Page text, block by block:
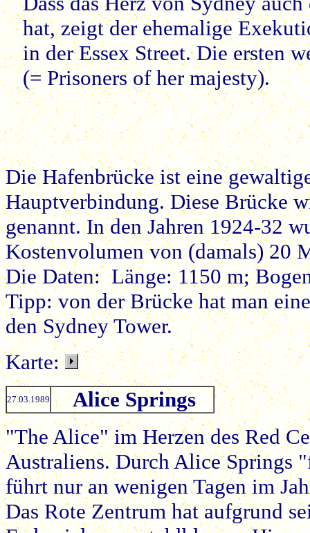
hat, zeigt der ehemalige
in der Essex Street. Die ersten
(= Prisoners of her majesty).
Die Hafenbrücke ist eine
Hauptverbindung. Diese Brücke
genannt. In den Jahren 1924-32
Kostenvolumen von (damals) 20
Die Daten: Länge: 1150 m;
Tipp: von der Brücke hat man
den Sydney Tower.
Karte:
27.03.1989
Alice Springs
"The Alice" im Herzen des Red
Australiens. Durch Alice Springs
führt nur an wenigen Tagen im
Das Rote Zentrum hat aufgrund